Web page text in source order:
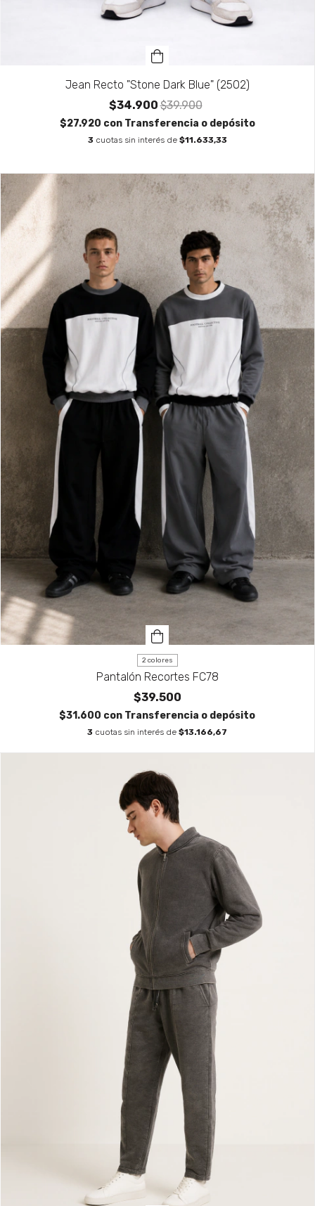
Jean Recto "Stone Dark Blue" (2502)
$34.900$39.900
$27.920 con Transferencia o depósito
3 cuotas sin interés de $11.633,33
2 colores
Pantalón Recortes FC78
$39.500
$31.600 con Transferencia o depósito
3 cuotas sin interés de $13.166,67